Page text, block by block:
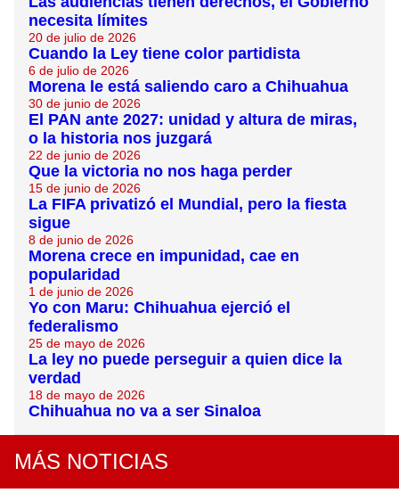
necesita límites
20 de julio de 2026
Cuando la Ley tiene color partidista
6 de julio de 2026
Morena le está saliendo caro a Chihuahua
30 de junio de 2026
El PAN ante 2027: unidad y altura de miras,
o la historia nos juzgará
22 de junio de 2026
Que la victoria no nos haga perder
15 de junio de 2026
La FIFA privatizó el Mundial, pero la fiesta
sigue
8 de junio de 2026
Morena crece en impunidad, cae en
popularidad
1 de junio de 2026
Yo con Maru: Chihuahua ejerció el
federalismo
25 de mayo de 2026
La ley no puede perseguir a quien dice la
verdad
18 de mayo de 2026
Chihuahua no va a ser Sinaloa
MÁS NOTICIAS